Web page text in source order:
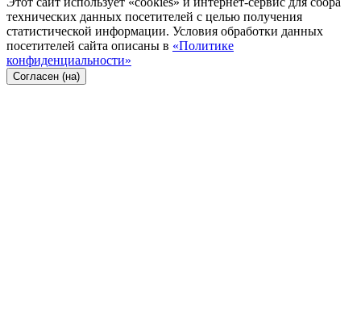
технических данных посетителей с целью получения
статистической информации. Условия обработки данных
посетителей сайта описаны в «Политике
конфиденциальности»
Согласен (на)